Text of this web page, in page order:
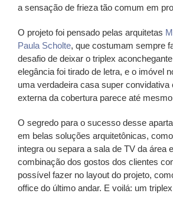
a sensação de frieza tão comum em
O projeto foi pensado pelas arquitetas
Paula Scholte, que costumam sempre
desafio de deixar o triplex
elegância foi tirado de letra, e o imóvel
uma verdadeira casa super convidativa
externa da cobertura parece até
O segredo para o sucesso desse
em belas soluções arquitetônicas,
integra ou separa a sala de TV da área
combinação dos gostos dos clientes
possível fazer no layout do projeto,
office do último andar. E voilá: um